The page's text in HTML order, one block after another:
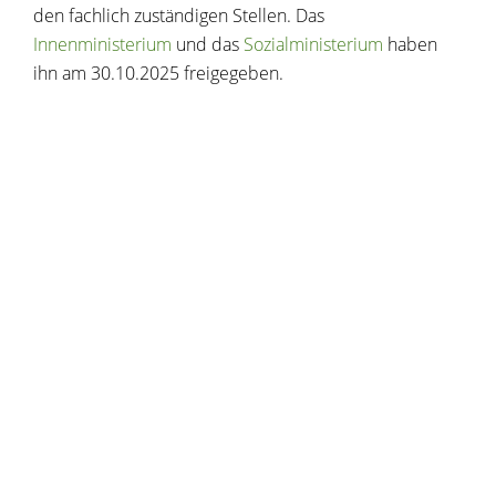
den fachlich zuständigen Stellen. Das
Innenministerium und das Sozialministerium haben
ihn am 30.10.2025 freigegeben.